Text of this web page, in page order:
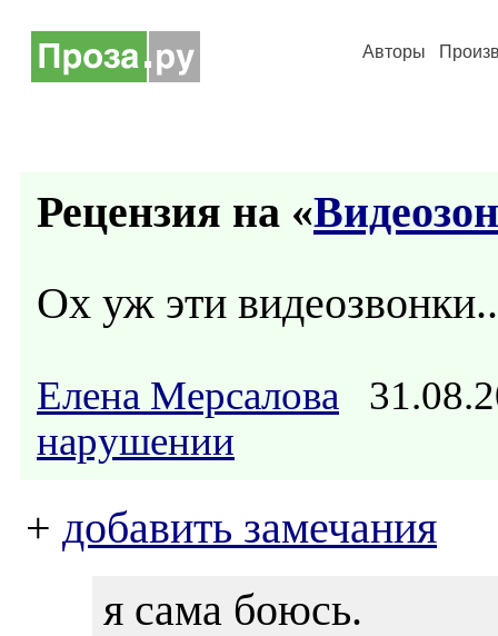
Авторы
Рецензия на «
Ох уж эти
Елена Мерсалова
нарушении
+ добавить замечания
я сама боюсь.